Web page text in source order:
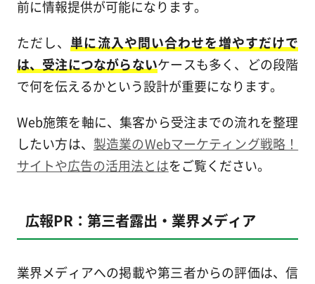
前に情報提供が可能になります。
ただし、 単に流入や問い合わせを増やすだけで
は、受注につながらないケースも多く、どの段階
で何を伝えるかという設計が重要になります。
Web施策を軸に、集客から受注までの流れを整理
したい方は、 製造業のWebマーケティング戦略！
サイトや広告の活用法とはをご覧ください。
広報PR：第三者露出・業界メディア
業界メディアへの掲載や第三者からの評価は、信